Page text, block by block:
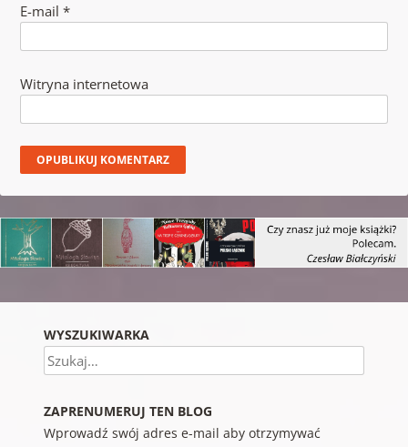
E-mail *
Witryna internetowa
WYSZUKIWARKA
Szukaj
ZAPRENUMERUJ TEN BLOG
Wprowadź swój adres e-mail aby otrzymywać